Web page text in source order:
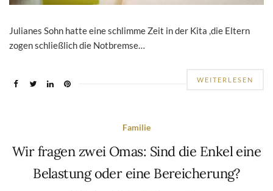
Julianes Sohn hatte eine schlimme Zeit in der Kita ,die Eltern
zogen schließlich die Notbremse…
WEITERLESEN
Familie
Wir fragen zwei Omas: Sind die Enkel eine
Belastung oder eine Bereicherung?